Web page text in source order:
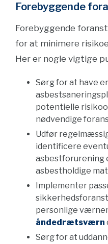
Forebyggende
Forebyggende
for at minimere
Her er nogle vigtige
Sørg for at have
potentielle
nødvendige
Udfør
identificere
asbestforurening
asbestholdige
Implementer
personlige
åndedrætsværn
Sørg for at